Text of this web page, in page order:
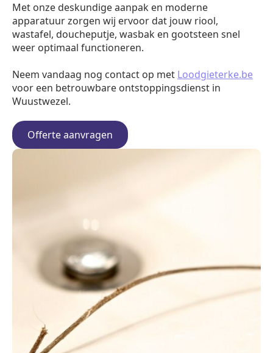
Met onze deskundige aanpak en moderne
apparatuur zorgen wij ervoor dat jouw riool,
wastafel, doucheputje, wasbak en gootsteen snel
weer optimaal functioneren.
Neem vandaag nog contact op met Loodgieterke.be
voor een betrouwbare ontstoppingsdienst in
Wuustwezel.
Offerte aanvragen